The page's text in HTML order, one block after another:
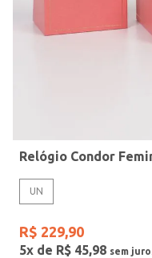
Relógio Condor
UN
R$ 229,90
5x de R$ 45,98